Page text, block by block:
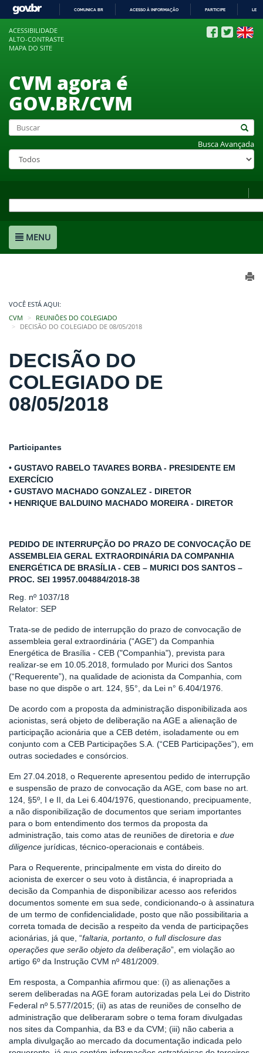
COMUNICA BR ACESSO À INFORMAÇÃO PARTICIPE
ACESSIBILIDADE
ALTO-CONTRASTE
MAPA DO SITE
CVM agora é
GOV.BR/CVM
Busca Avançada
MENU
VOCÊ ESTÁ AQUI:
CVM
REUNIÕES DO COLEGIADO
DECISÃO DO COLEGIADO DE 08/05/2018
DECISÃO DO
COLEGIADO DE
08/05/2018
Participantes
• GUSTAVO RABELO TAVARES BORBA - PRESIDENTE EM
EXERCÍCIO
• GUSTAVO MACHADO GONZALEZ - DIRETOR
• HENRIQUE BALDUINO MACHADO MOREIRA - DIRETOR
PEDIDO DE INTERRUPÇÃO DO PRAZO DE CONVOCAÇÃO DE
ASSEMBLEIA GERAL EXTRAORDINÁRIA DA COMPANHIA
ENERGÉTICA DE BRASÍLIA - CEB – MURICI DOS SANTOS –
PROC. SEI 19957.004884/2018-38
Reg. nº 1037/18
Relator: SEP
Trata-se de pedido de interrupção do prazo de convocação de
assembleia geral extraordinária (“AGE”) da Companhia
Energética de Brasília - CEB ("Companhia"), prevista para
realizar-se em 10.05.2018, formulado por Murici dos Santos
(“Requerente”), na qualidade de acionista da Companhia, com
base no que dispõe o art. 124, §5°, da Lei n° 6.404/1976.
De acordo com a proposta da administração disponibilizada aos
acionistas, será objeto de deliberação na AGE a alienação de
participação acionária que a CEB detém, isoladamente ou em
conjunto com a CEB Participações S.A. (“CEB Participações”), em
outras sociedades e consórcios.
Em 27.04.2018, o Requerente apresentou pedido de interrupção
e suspensão de prazo de convocação da AGE, com base no art.
124, §5º, I e II, da Lei 6.404/1976, questionando, precipuamente,
a não disponibilização de documentos que seriam importantes
para o bom entendimento dos termos da proposta da
administração, tais como atas de reuniões de diretoria e due
diligence jurídicas, técnico-operacionais e contábeis.
Para o Requerente, principalmente em vista do direito do
acionista de exercer o seu voto à distância, é inapropriada a
decisão da Companhia de disponibilizar acesso aos referidos
documentos somente em sua sede, condicionando-o à assinatura
de um termo de confidencialidade, posto que não possibilitaria a
correta tomada de decisão a respeito da venda de participações
acionárias, já que, “faltaria, portanto, o full disclosure das
operações que serão objeto da deliberação”, em violação ao
artigo 6º da Instrução CVM nº 481/2009.
Em resposta, a Companhia afirmou que: (i) as alienações a
serem deliberadas na AGE foram autorizadas pela Lei do Distrito
Federal nº 5.577/2015; (ii) as atas de reuniões de conselho de
administração que deliberaram sobre o tema foram divulgadas
nos sites da Companhia, da B3 e da CVM; (iii) não caberia a
ampla divulgação ao mercado da documentação indicada pelo